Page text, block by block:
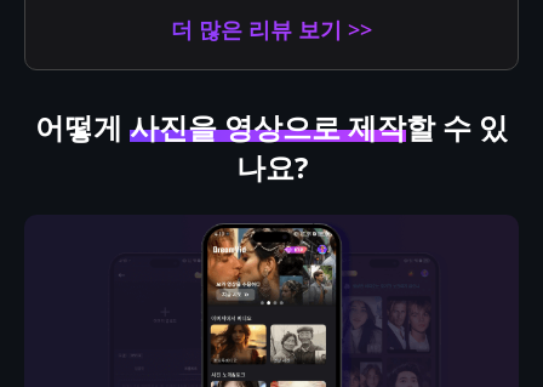
더 많은 리뷰 보기 >>
어떻게 사진을 영상으로 제작할 수 있
나요?